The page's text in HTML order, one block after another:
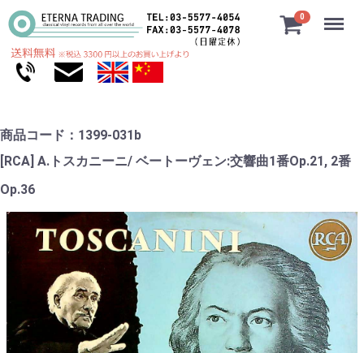
0 Menu
商品コード：1399-031b
[RCA] A.トスカニーニ/ ベートーヴェン:交響曲1番Op.21, 2番
Op.36